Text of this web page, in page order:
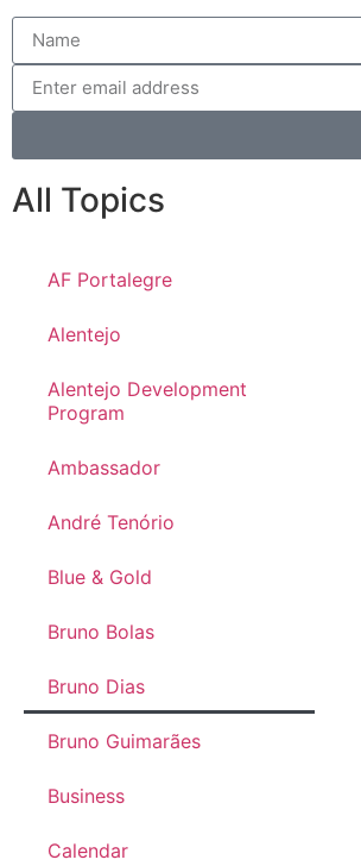
All Topics
AF Portalegre
Alentejo
Alentejo Development
Program
Ambassador
André Tenório
Blue & Gold
Bruno Bolas
Bruno Dias
Bruno Guimarães
Business
Calendar